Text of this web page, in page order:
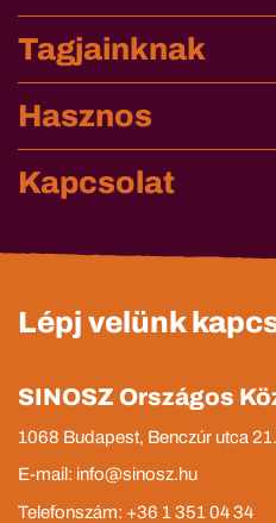
Tagjainknak
Hasznos
Kapcsolat
Lépj velünk
SINOSZ Országos
1068 Budapest, Benczúr utca 21.
E-mail: info@sinosz.hu
Telefonszám: +36 1 351 04 34